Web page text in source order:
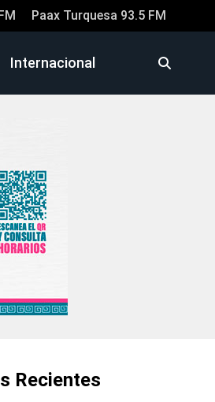
Paax Turquesa 93.5 FM
Internacional
Recientes